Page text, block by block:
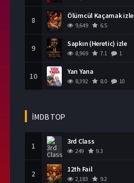
8 Ölümcül Kaçamak izle
9,649 6.5
9 Sapkın (Heretic) izle
8,969 7.1 1
10 Yan Yana
8,392 8.0 10
İMDB TOP
1 3rd Class
249 9.3
2 12th Fail
2,183 9.2